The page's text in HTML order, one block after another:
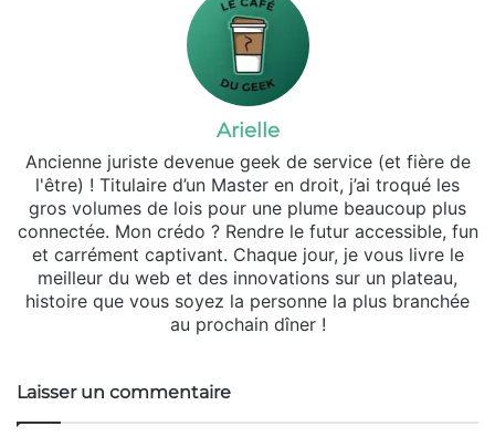
Arielle
Ancienne juriste devenue geek de service (et fière de
l'être) ! Titulaire d’un Master en droit, j’ai troqué les
gros volumes de lois pour une plume beaucoup plus
connectée. Mon crédo ? Rendre le futur accessible, fun
et carrément captivant. Chaque jour, je vous livre le
meilleur du web et des innovations sur un plateau,
histoire que vous soyez la personne la plus branchée
au prochain dîner !
Laisser un commentaire